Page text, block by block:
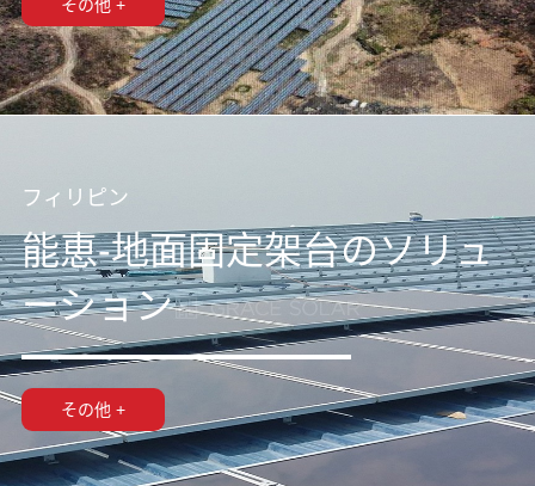
その他 +
フィリピン
能恵-地面固定架台のソリュ
ーション
その他 +